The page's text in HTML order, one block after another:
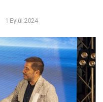
1 Eylül 2024